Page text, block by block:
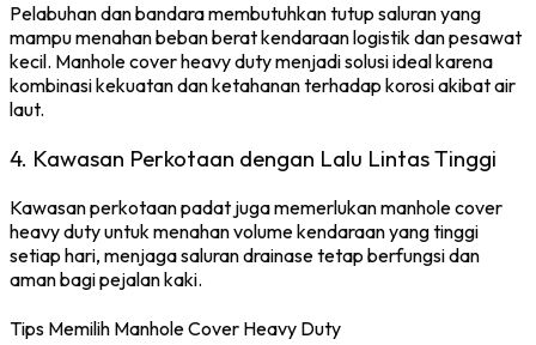
Pelabuhan dan bandara membutuhkan tutup saluran yang
mampu menahan beban berat kendaraan logistik dan pesawat
kecil. Manhole cover heavy duty menjadi solusi ideal karena
kombinasi kekuatan dan ketahanan terhadap korosi akibat air
laut.
4. Kawasan Perkotaan dengan Lalu Lintas Tinggi
Kawasan perkotaan padat juga memerlukan manhole cover
heavy duty untuk menahan volume kendaraan yang tinggi
setiap hari, menjaga saluran drainase tetap berfungsi dan
aman bagi pejalan kaki.
Tips Memilih Manhole Cover Heavy Duty